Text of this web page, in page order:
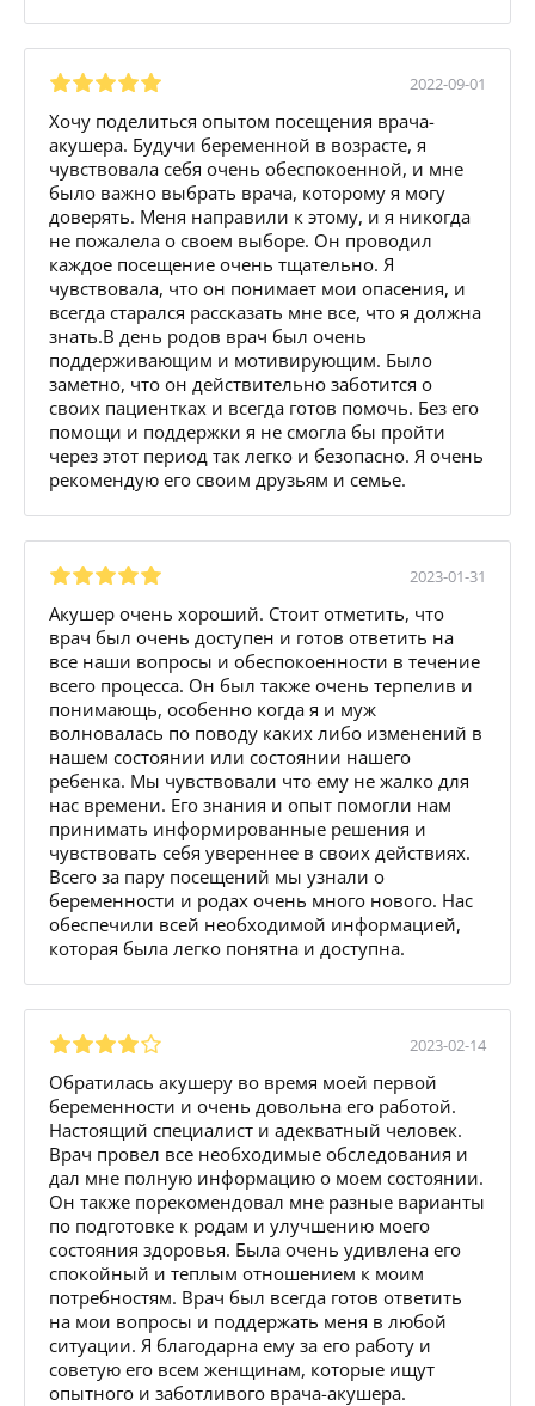
2022-09-01
Хочу поделиться опытом посещения врача-
акушера. Будучи беременной в возрасте, я
чувствовала себя очень обеспокоенной, и мне
было важно выбрать врача, которому я могу
доверять. Меня направили к этому, и я никогда
не пожалела о своем выборе. Он проводил
каждое посещение очень тщательно. Я
чувствовала, что он понимает мои опасения, и
всегда старался рассказать мне все, что я должна
знать.В день родов врач был очень
поддерживающим и мотивирующим. Было
заметно, что он действительно заботится о
своих пациентках и всегда готов помочь. Без его
помощи и поддержки я не смогла бы пройти
через этот период так легко и безопасно. Я очень
рекомендую его своим друзьям и семье.
2023-01-31
Акушер очень хороший. Стоит отметить, что
врач был очень доступен и готов ответить на
все наши вопросы и обеспокоенности в течение
всего процесса. Он был также очень терпелив и
понимающь, особенно когда я и муж
волновалась по поводу каких либо изменений в
нашем состоянии или состоянии нашего
ребенка. Мы чувствовали что ему не жалко для
нас времени. Его знания и опыт помогли нам
принимать информированные решения и
чувствовать себя увереннее в своих действиях.
Всего за пару посещений мы узнали о
беременности и родах очень много нового. Нас
обеспечили всей необходимой информацией,
которая была легко понятна и доступна.
2023-02-14
Обратилась акушеру во время моей первой
беременности и очень довольна его работой.
Настоящий специалист и адекватный человек.
Врач провел все необходимые обследования и
дал мне полную информацию о моем состоянии.
Он также порекомендовал мне разные варианты
по подготовке к родам и улучшению моего
состояния здоровья. Была очень удивлена его
спокойный и теплым отношением к моим
потребностям. Врач был всегда готов ответить
на мои вопросы и поддержать меня в любой
ситуации. Я благодарна ему за его работу и
советую его всем женщинам, которые ищут
опытного и заботливого врача-акушера.